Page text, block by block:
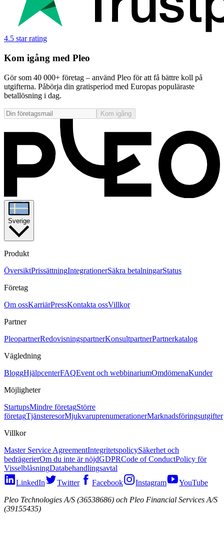
4.5 star rating
Kom igång med Pleo
Gör som 40 000+ företag – använd Pleo för att få bättre koll på
utgifterna. Påbörja din gratisperiod med Europas populäraste
betallösning i dag.
Kom igång
Sverige
Produkt
ÖversiktPrissättningIntegrationerSäkra betalningarStatus
Företag
Om ossKarriärPressKontakta ossVillkor
Partner
PleopartnerRedovisningspartnerKonsultpartnerPartnerkatalog
Vägledning
BloggHjälpcenterFAQEvent och webbinariumOmdömenaKunder
Möjligheter
StartupsMindre företagStörre
företagTjänsteresorMjukvaruprenumerationerMarknadsföringsutgifter
Villkor
Master Service AgreementIntegritetspolicySäkerhet och
bedrägerierOm du inte är nöjdGDPRCode of ConductPolicy för
VisselblåsningDatabehandlingsavtal
LinkedIn
Twitter Facebook Instagram
YouTube
Pleo Technologies A/S (36538686) och Pleo Financial Services A/S
(39155435)